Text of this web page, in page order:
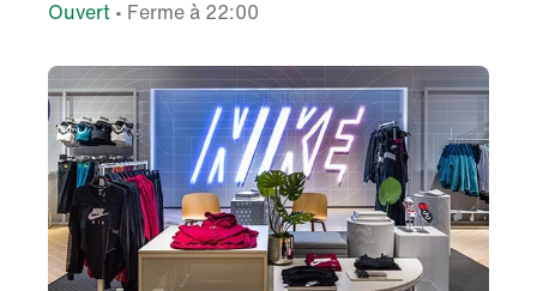
Ouvert • Ferme à 22:00